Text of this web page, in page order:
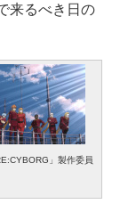
来るべき日の
」製作委員